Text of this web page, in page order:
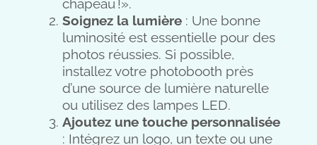
chapeau !».
Soignez la lumière : Une bonne
luminosité est essentielle pour des
photos réussies. Si possible,
installez votre photobooth près
d’une source de lumière naturelle
ou utilisez des lampes LED.
Ajoutez une touche personnalisée
: Intégrez un logo, un texte ou une